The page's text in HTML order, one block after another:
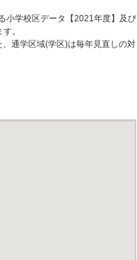
小学校区データ【2021年度】及び
。
通学区域(学区)は毎年見直しの対